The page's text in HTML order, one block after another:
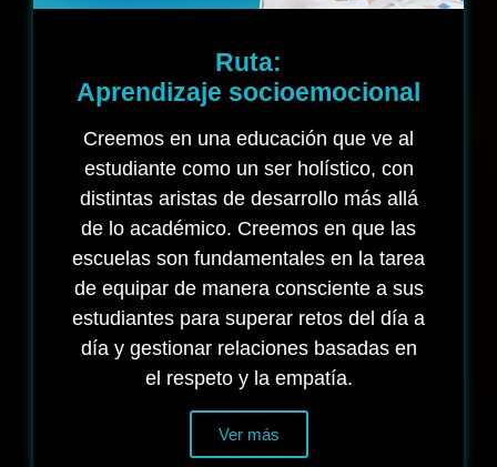
Ruta:
Aprendizaje socioemocional
Creemos en una educación que ve al
estudiante como un ser holístico, con
distintas aristas de desarrollo más allá
de lo académico. Creemos en que las
escuelas son fundamentales en la tarea
de equipar de manera consciente a sus
estudiantes para superar retos del día a
día y gestionar relaciones basadas en
el respeto y la empatía.
Ver más